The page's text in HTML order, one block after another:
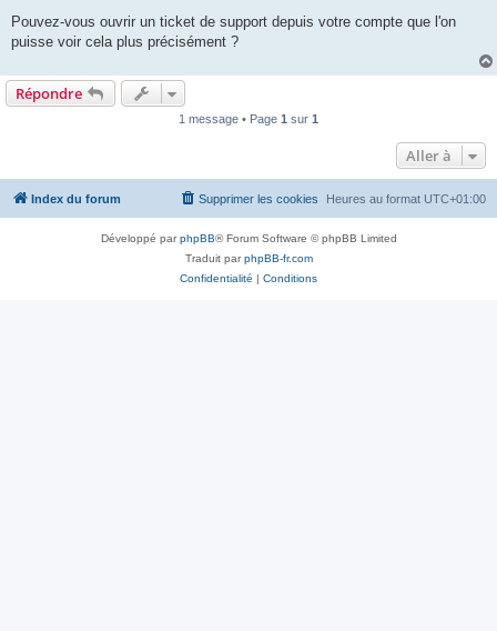
g
Pouvez-vous ouvrir un ticket de support depuis votre compte que l'on
puisse voir cela plus précisément ?
Répondre
1 message • Page 1 sur 1
Aller à
Index du forum Heures au format UTC+01:00
Supprimer les cookies
Développé parphpBB® Forum Software © phpBB Limited
Traduit parphpBB-fr.com
Confidentialité | Conditions